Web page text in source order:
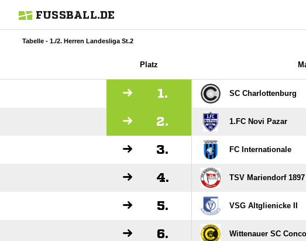
FUSSBALL.DE
Tabelle - 1./2. Herren Landesliga St.2
Platz
1. SC Charlottenburg
2. 1.FC Novi Pazar
3. FC Internationale
4. TSV Mariendorf 1897
5. VSG Altglienicke II
6. Wittenauer SC